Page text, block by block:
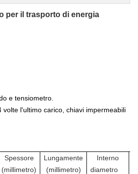
per il trasporto di energia
e tensiometro.
l'ultimo carico, chiavi impermeabili
Spessore
(millimetro)
Lungamente
(millimetro)
Interno
diametro